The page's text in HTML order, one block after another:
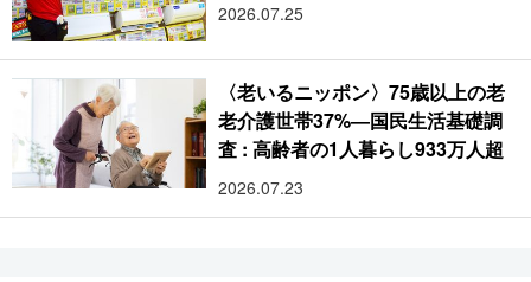
2026.07.25
〈老いるニッポン〉75歳以上の老
老介護世帯37%―国民生活基礎調
査 : 高齢者の1人暮らし933万人超
2026.07.23